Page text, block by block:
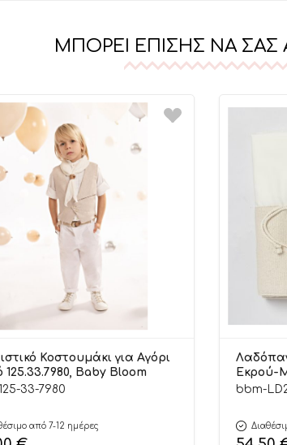
ΜΠΟΡΕΊ ΕΠΊΣΗΣ ΝΑ ΣΑΣ
Κοστουμάκι για Αγόρι
125.33.7980, Baby Bloom
33-7980
από 7-12 ημέρες
Εκρού-
Bloom
bbm-